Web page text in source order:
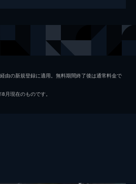
ブレイク・ニーリー
由の新規登録に適用。無料期間終了後は通常料金で
現在のものです。